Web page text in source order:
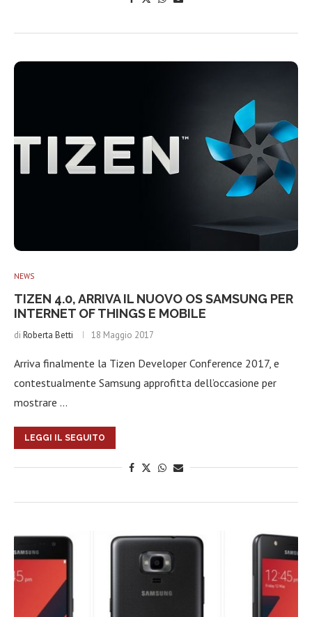
NEWS
TIZEN 4.0, ARRIVA IL NUOVO OS SAMSUNG PER
INTERNET OF THINGS E MOBILE
di Roberta Betti 18 Maggio 2017
Arriva finalmente la Tizen Developer Conference 2017, e
contestualmente Samsung approfitta dell’occasione per
mostrare …
LEGGI IL SEGUITO